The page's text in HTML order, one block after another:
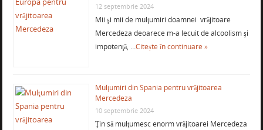
12 septembrie 2024
Mii şi mii de mulţumiri doamnei vrăjitoare
Mercedeza deoarece m-a lecuit de alcoolism şi
impotenţă, …Citește în continuare »
Mulţumiri din Spania pentru vrăjitoarea
Mercedeza
10 septembrie 2024
Ţin să mulţumesc enorm vrăjitoarei Mercedeza